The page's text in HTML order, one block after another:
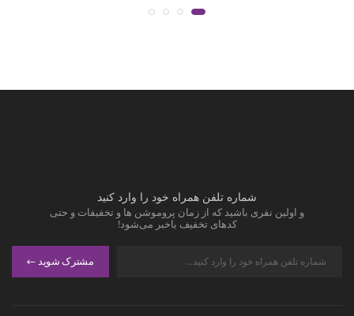
شماره تلفن همراه خود را وارد کنید
و اولین نفری باشید که از زمان پروموشن ها و تخفیفات و حتی
کدهای تخفیف باخبر می‌شود!
مشترک شوید